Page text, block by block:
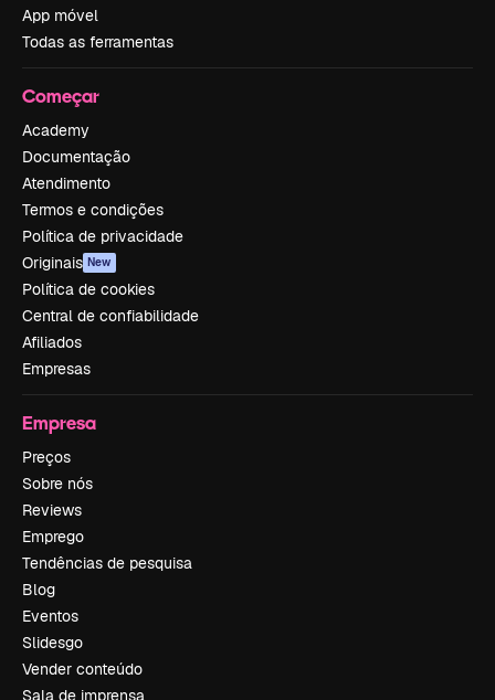
App móvel
Todas as ferramentas
Começar
Academy
Documentação
Atendimento
Termos e condições
Política de privacidade
Originais New
Política de cookies
Central de confiabilidade
Afiliados
Empresas
Empresa
Preços
Sobre nós
Reviews
Emprego
Tendências de pesquisa
Blog
Eventos
Slidesgo
Vender conteúdo
Sala de imprensa